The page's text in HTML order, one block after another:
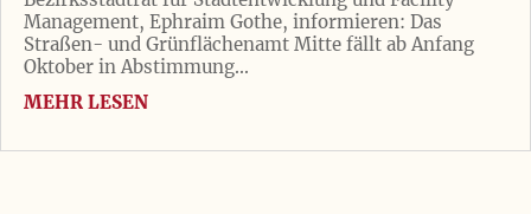
Management, Ephraim Gothe, informieren: Das
Straßen- und Grünflächenamt Mitte fällt ab Anfang
Oktober in Abstimmung...
MEHR LESEN